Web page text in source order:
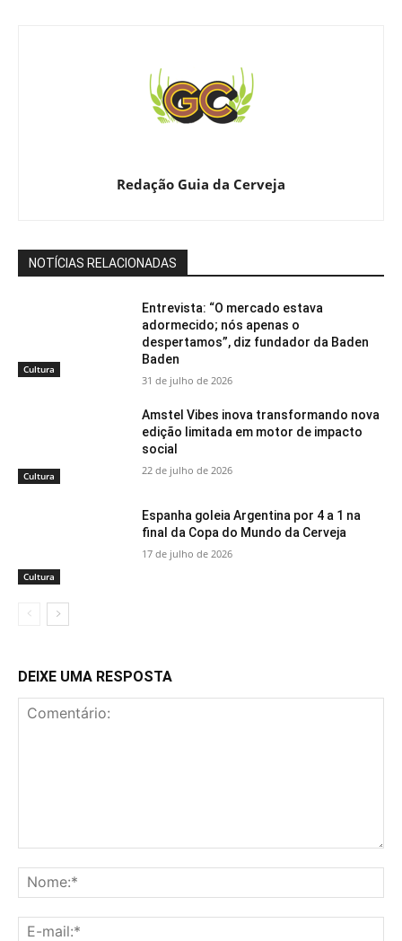
Redação Guia da Cerveja
NOTÍCIAS RELACIONADAS
Cultura
Entrevista: “O mercado estava
adormecido; nós apenas o
despertamos”, diz fundador da Baden
Baden
31 de julho de 2026
Cultura
Amstel Vibes inova transformando nova
edição limitada em motor de impacto
social
22 de julho de 2026
Cultura
Espanha goleia Argentina por 4 a 1 na
final da Copa do Mundo da Cerveja
17 de julho de 2026
DEIXE UMA RESPOSTA